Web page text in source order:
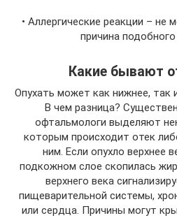
• Аллергические реакции – не
причина
Какие бывают
Опухать может как нижнее, так
В чем разница?
офтальмологи выделяют
которым происходит отек
ним. Если опухло верхнее
подкожном слое скопилась
верхнего века
пищеварительной системы,
или сердца. Причины могут